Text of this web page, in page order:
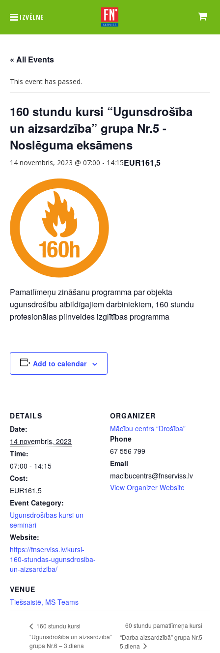
IZVĒLNE
« All Events
This event has passed.
160 stundu kursi “Ugunsdrošība
un aizsardzība” grupa Nr.5 -
Noslēguma eksāmens
14 novembris, 2023 @ 07:00 - 14:15EUR161,5
Pamatlīmeņu zināšanu programma par objekta
ugunsdrošību atbildīgajiem darbiniekiem, 160 stundu
profesionālas pilnveides izglītības programma
Add to calendar
DETAILS
Date:
14 novembris, 2023
Time:
07:00 - 14:15
Cost:
EUR161,5
Event Category:
Ugunsdrošības kursi un
semināri
Website:
https://fnserviss.lv/kursi-
160-stundas-ugunsdrosiba-
un-aizsardziba/
VENUE
Tiešsaistē, MS Teams
ORGANIZER
Mācību centrs “Drošība”
Phone
67 556 799
Email
macibucentrs@fnserviss.lv
View Organizer Website
160 stundu kursi
“Ugunsdrošība un aizsardzība”
grupa Nr.6 – 3.diena
60 stundu pamatlīmeņa kursi
“Darba aizsardzībā” grupa Nr.5-
5.diena